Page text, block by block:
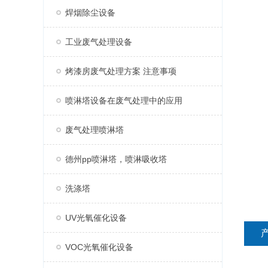
焊烟除尘设备
工业废气处理设备
烤漆房废气处理方案 注意事项
喷淋塔设备在废气处理中的应用
废气处理喷淋塔
德州pp喷淋塔，喷淋吸收塔
洗涤塔
UV光氧催化设备
VOC光氧催化设备